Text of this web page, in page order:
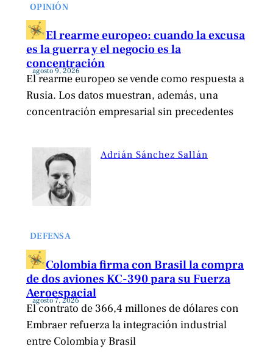
OPINIÓN
El rearme europeo: cuando la excusa
es la guerra y el negocio es la
concentración
agosto 9, 2026
El rearme europeo se vende como respuesta a
Rusia. Los datos muestran, además, una
concentración empresarial sin precedentes
Adrián Sánchez Sallán
DEFENSA
Colombia firma con Brasil la compra
de dos aviones KC-390 para su Fuerza
Aeroespacial
agosto 7, 2026
El contrato de 366,4 millones de dólares con
Embraer refuerza la integración industrial
entre Colombia y Brasil